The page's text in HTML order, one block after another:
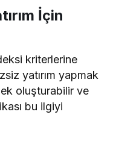
İçin
kriterlerine
yatırım yapmak
oluşturabilir ve
bu ilgiyi